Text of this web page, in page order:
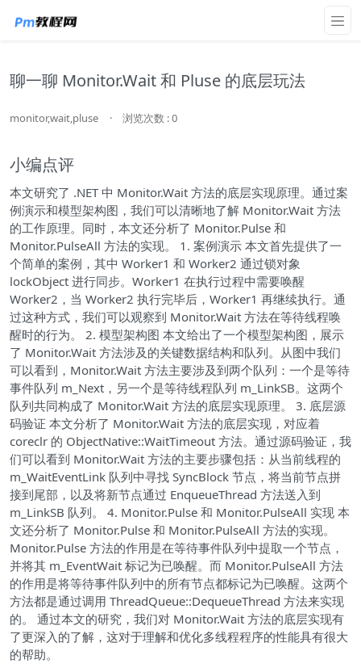
聊一聊 Monitor.Wait 和 Pluse 的底层玩法
monitor,wait,pluse · 浏览次数 : 0
小编点评
本文研究了 .NET 中 Monitor.Wait 方法的底层实现原理。通过案
例演示和模型架构图，我们可以清晰地了解 Monitor.Wait 方法
的工作原理。同时，本文还分析了 Monitor.Pulse 和
Monitor.PulseAll 方法的实现。 1. 案例演示 本文首先提供了一
个简单的案例，其中 Worker1 和 Worker2 通过锁对象
lockObject 进行同步。Worker1 在执行过程中需要唤醒
Worker2，当 Worker2 执行完毕后，Worker1 再继续执行。通
过这种方式，我们可以观察到 Monitor.Wait 方法在等待线程唤
醒时的行为。 2. 模型架构图 本文给出了一个模型架构图，展示
了 Monitor.Wait 方法涉及的关键数据结构和队列。从图中我们
可以看到，Monitor.Wait 方法主要涉及到两个队列：一个是等待
事件队列 m_Next，另一个是等待线程队列 m_LinkSB。这两个
队列共同构成了 Monitor.Wait 方法的底层实现原理。 3. 底层源
码验证 本文分析了 Monitor.Wait 方法的底层实现，对应着
coreclr 的 ObjectNative::WaitTimeout 方法。通过源码验证，我
们可以看到 Monitor.Wait 方法的主要步骤包括：从当前线程的
m_WaitEventLink 队列中寻找 SyncBlock 节点，将当前节点拼
接到尾部，以及将新节点通过 EnqueueThread 方法送入到
m_LinkSB 队列。 4. Monitor.Pulse 和 Monitor.PulseAll 实现 本
文还分析了 Monitor.Pulse 和 Monitor.PulseAll 方法的实现。
Monitor.Pulse 方法的作用是在等待事件队列中提取一个节点，
并将其 m_EventWait 标记为已唤醒。而 Monitor.PulseAll 方法
的作用是将等待事件队列中的所有节点都标记为已唤醒。这两个
方法都是通过调用 ThreadQueue::DequeueThread 方法来实现
的。 通过本文的研究，我们对 Monitor.Wait 方法的底层实现有
了更深入的了解，这对于理解和优化多线程程序的性能具有很大
的帮助。